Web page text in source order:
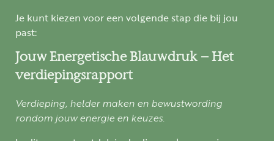
Je kunt kiezen voor een volgende stap die bij jou
past:
Jouw Energetische Blauwdruk – Het
verdiepingsrapport
Verdieping, helder maken en bewustwording
rondom jouw energie en keuzes.